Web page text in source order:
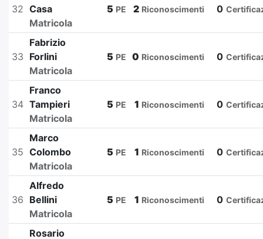
32 Casa
Matricola
5 PE 2 Riconoscimenti 0
33
Fabrizio
Forlini
Matricola
5 PE 0 Riconoscimenti 0
34
Franco
Tampieri
Matricola
5 PE 1 Riconoscimenti 0
35
Marco
Colombo
Matricola
5 PE 1 Riconoscimenti 0
36
Alfredo
Bellini
Matricola
5 PE 1 Riconoscimenti 0
Rosario